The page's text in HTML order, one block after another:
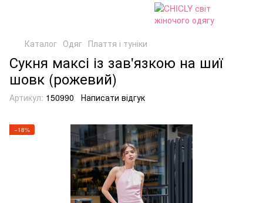
Каталог Одяг Плаття і туніки
Сукня максі із зав'язкою на шиї
шовк (рожевий)
Артикул: 150990 Написати відгук
−18%